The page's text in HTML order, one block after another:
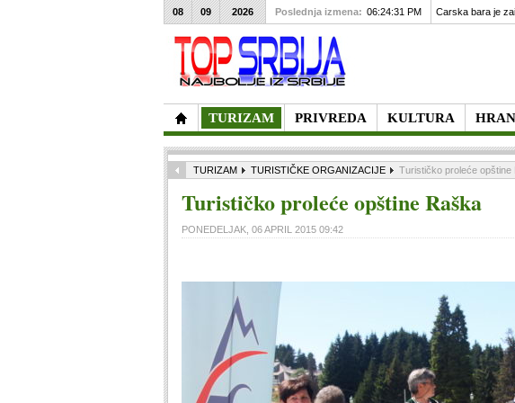
TURIZAM PRIVREDA KULTURA
08 09 2026 Poslednja izmena: 06:24:31 PM Carska bara je
TURIZAM TURISTIČKE ORGANIZACIJE Turističko proleće opštine
Turističko proleće opštine Raška
PONEDELJAK, 06 APRIL 2015 09:42